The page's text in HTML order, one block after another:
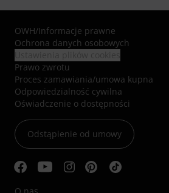
OWH/Informacje prawne
Ochrona danych osobowych
Prawo zwrotu
Proces zamawiania/umowa kupna
Odpowiedzialność cywilna
Oświadczenie o dostępności
Odstąpienie od umowy